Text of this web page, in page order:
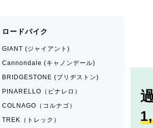
ロードバイク
GIANT (ジャイアント)
Cannondale (キャノンデール)
BRIDGESTONE (ブリヂストン)
PINARELLO（ピナレロ）
COLNAGO（コルナゴ）
TREK（トレック）